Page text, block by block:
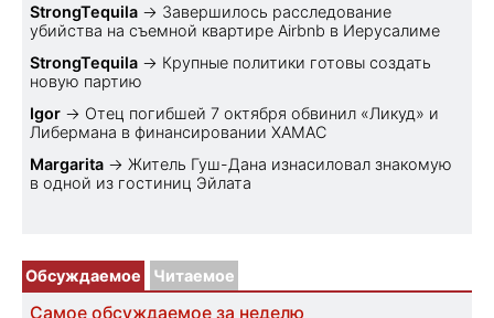
StrongTequila → Завершилось расследование
убийства на съемной квартире Airbnb в Иерусалиме
StrongTequila → Крупные политики готовы создать
новую партию
Igor → Отец погибшей 7 октября обвинил «Ликуд» и
Либермана в финансировании ХАМАС
Margarita → Житель Гуш-Дана изнасиловал знакомую
в одной из гостиниц Эйлата
Обсуждаемое Читаемое
Самое обсуждаемое за неделю